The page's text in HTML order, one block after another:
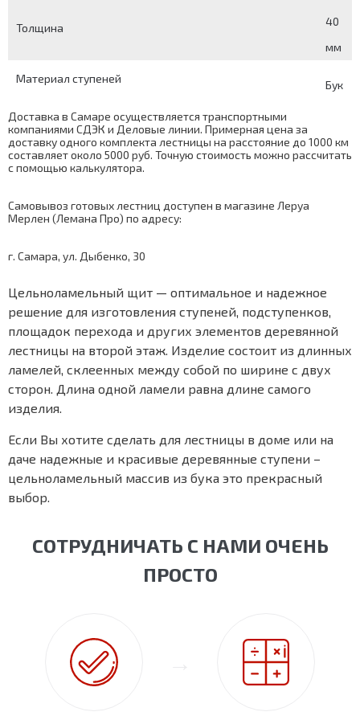
Толщина
40
мм
Материал ступеней Бук
Доставка в Самаре осуществляется транспортными
компаниями СДЭК и Деловые линии. Примерная цена за
доставку одного комплекта лестницы на расстояние до 1000 км
составляет около 5000 руб. Точную стоимость можно рассчитать
с помощью калькулятора.
Самовывоз готовых лестниц доступен в магазине Леруа
Мерлен (Лемана Про) по адресу:
г. Самара, ул. Дыбенко, 30
Цельноламельный щит — оптимальное и надежное
решение для изготовления ступеней, подступенков,
площадок перехода и других элементов деревянной
лестницы на второй этаж. Изделие состоит из длинных
ламелей, склеенных между собой по ширине с двух
сторон. Длина одной ламели равна длине самого
изделия.
Если Вы хотите сделать для лестницы в доме или на
даче надежные и красивые деревянные ступени –
цельноламельный массив из бука это прекрасный
выбор.
СОТРУДНИЧАТЬ С НАМИ ОЧЕНЬ
ПРОСТО